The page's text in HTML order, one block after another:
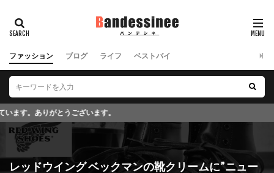
ファッション ブログ ライフ ベストバイ
レッドウイング ベックマンの靴クリームに”ニュー